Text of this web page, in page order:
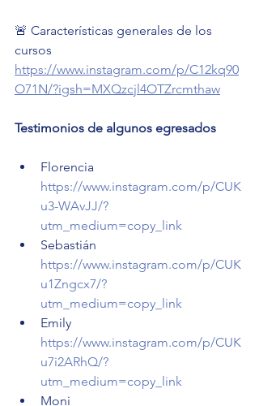
🚨 Características generales de los
cursos
https://www.instagram.com/p/C12kq90
O71N/?igsh=MXQzcjl4OTZrcmthaw
Testimonios de algunos egresados
Florencia
https://www.instagram.com/p/CUK
u3-WAvJJ/?
utm_medium=copy_link
Sebastián
https://www.instagram.com/p/CUK
u1Zngcx7/?
utm_medium=copy_link
Emily
https://www.instagram.com/p/CUK
u7i2ARhQ/?
utm_medium=copy_link
Moni